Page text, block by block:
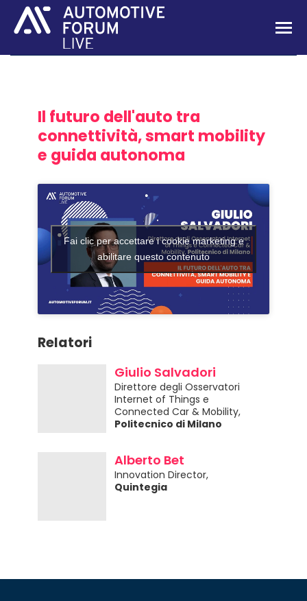
Il futuro dell'auto tra
connettività, smart mobility
e guida autonoma
Fai clic per accettare i cookie marketing e
abilitare questo contenuto
Relatori
Giulio Salvadori
Direttore degli Osservatori
Internet of Things e
Connected Car & Mobility,
Politecnico di Milano
Alberto Bet
Innovation Director,
Quintegia